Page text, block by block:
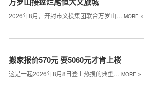
2026年8月，开封市文投集团联合万岁山… MORE »
搬家报价570元 要5060元才肯上楼
这是一起2026年8月8日登上热搜的典型… MORE »